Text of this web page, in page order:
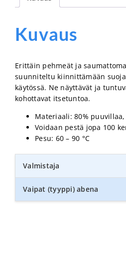
Kuvaus
Erittäin pehmeät ja
suunniteltu kiinnittämään
käytössä. Ne näyttävät ja
kohottavat itsetuntoa.
Materiaali: 80%
Voidaan pestä jopa 100
Pesu: 60 – 90 °C
Valmistaja
Vaipat (tyyppi) abena